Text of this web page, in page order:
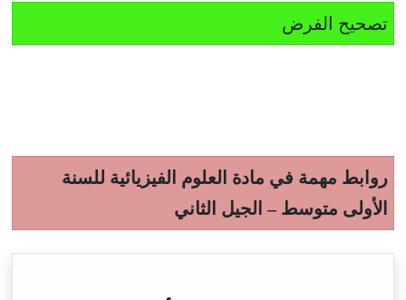
تصحيح الفرض
روابط مهمة في مادة العلوم الفيزيائية للسنة
الأولى متوسط – الجيل الثاني